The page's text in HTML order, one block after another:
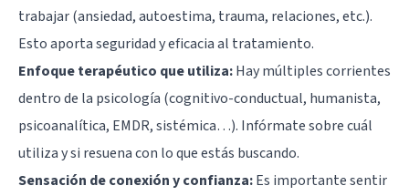
trabajar (ansiedad, autoestima, trauma, relaciones, etc.).
Esto aporta seguridad y eficacia al tratamiento.
Enfoque terapéutico que utiliza:Hay múltiples corrientes
dentro de la psicología (cognitivo-conductual, humanista,
psicoanalítica, EMDR, sistémica…). Infórmate sobre cuál
utiliza y si resuena con lo que estás buscando.
Sensación de conexión y confianza:Es importante sentir